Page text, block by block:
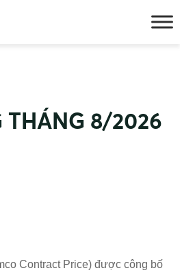
THÁNG 8/2026
Contract Price) được công bố